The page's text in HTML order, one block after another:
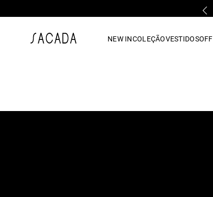
NEW INCOLEÇÃOVESTIDOSOFF
vestido midi
7º macacão